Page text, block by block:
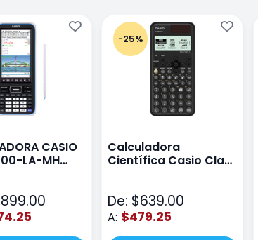
CASIO
LA-MH
-25%
Calculadora
Científica Casio Class
De: $639.00
A: $479.25